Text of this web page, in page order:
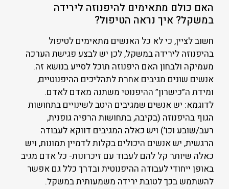
האם כולם מתאימים להיפנוזה לירידה
במשקל? איך נראה הטיפול?
חשוב לציין, כי לא כל האנשים מתאימים לטיפול
בהיפנוזה לירידה במשקל, לכן יש לבצע פגישת הערכה
מעמיקה ולבחון האם היפנוזה תוכל לסייע בנושא זה.
אנשים שונים מגיבים אחרת לתהליכים ההיפנוטיים,
ומידת ה”כישרון” ההיפנוטי משתנה מאדם לאדם.
לדוגמא: יש אנשים שמגיבים היטב לשינויים בתחושות
הגוף בהיפנוזה (בקיבה, בתחושות הרפיה גופנית,
רעב/שובע וכו’) ויש כאלה המגיבים דווקא לעבודה
הרגשית, יש אנשים היכולים בקלות לדמיין תמונות, ויש
כאלה שיותר קל להם לעבוד עם זיכרונות- כל אדם מגיב
באופן ייחודי לעבודה ההיפנוטית ובדרך כלל גם אפשר
להשתמש בכך לטובת ירידה משמעותית במשקל.